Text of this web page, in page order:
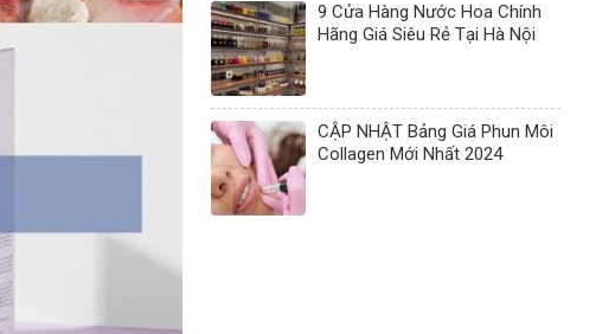
9 Cửa Hàng Nước Hoa Chính
Hãng Giá Siêu Rẻ Tại Hà Nội
CẬP NHẬT Bảng Giá Phun Môi
Collagen Mới Nhất 2024